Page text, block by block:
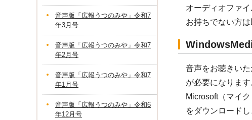
オーディオファ
お持ちでない方
音声をお聴きい
が必要になります
Microsoft（マイ
をダウンロード
音声版「広報うつのみや」令和7
年3月号
音声版「広報うつのみや」令和7
年2月号
音声版「広報うつのみや」令和7
年1月号
音声版「広報うつのみや」令和6
年12月号